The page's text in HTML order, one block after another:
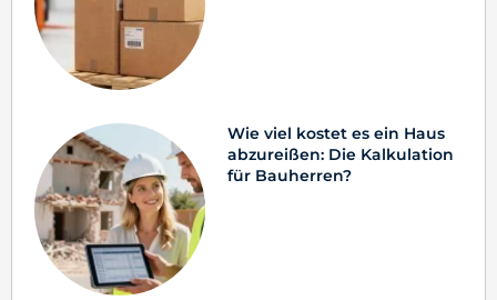
Wie viel kostet es ein Haus
abzureißen: Die Kalkulation
für Bauherren?